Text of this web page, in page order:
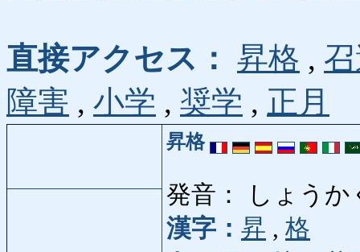
直接アクセス： 昇格 ,
障害 , 小学 , 奨学 , 正月
昇格
発音： しょうか
漢字： 昇 , 格